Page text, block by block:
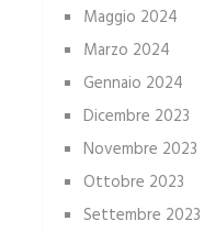
Maggio 2024
Marzo 2024
Gennaio 2024
Dicembre 2023
Novembre 2023
Ottobre 2023
Settembre 2023